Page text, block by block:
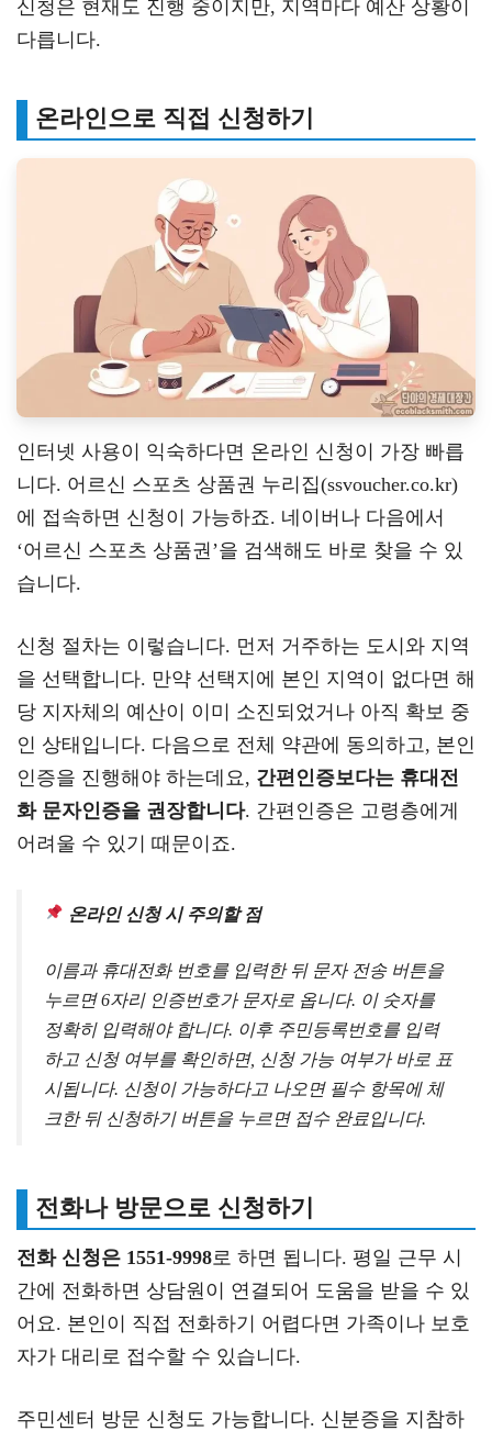
신청은 현재도 진행 중이지만, 지역마다 예산 상황이
다릅니다.
온라인으로 직접 신청하기
인터넷 사용이 익숙하다면 온라인 신청이 가장 빠릅
니다. 어르신 스포츠 상품권 누리집(ssvoucher.co.kr)
에 접속하면 신청이 가능하죠. 네이버나 다음에서
‘어르신 스포츠 상품권’을 검색해도 바로 찾을 수 있
습니다.
신청 절차는 이렇습니다. 먼저 거주하는 도시와 지역
을 선택합니다. 만약 선택지에 본인 지역이 없다면 해
당 지자체의 예산이 이미 소진되었거나 아직 확보 중
인 상태입니다. 다음으로 전체 약관에 동의하고, 본인
인증을 진행해야 하는데요, 간편인증보다는 휴대전
화 문자인증을 권장합니다. 간편인증은 고령층에게
어려울 수 있기 때문이죠.
온라인 신청 시 주의할 점
이름과 휴대전화 번호를 입력한 뒤 문자 전송 버튼을
누르면 6자리 인증번호가 문자로 옵니다. 이 숫자를
정확히 입력해야 합니다. 이후 주민등록번호를 입력
하고 신청 여부를 확인하면, 신청 가능 여부가 바로 표
시됩니다. 신청이 가능하다고 나오면 필수 항목에 체
크한 뒤 신청하기 버튼을 누르면 접수 완료입니다.
전화나 방문으로 신청하기
전화 신청은 1551-9998로 하면 됩니다. 평일 근무 시
간에 전화하면 상담원이 연결되어 도움을 받을 수 있
어요. 본인이 직접 전화하기 어렵다면 가족이나 보호
자가 대리로 접수할 수 있습니다.
주민센터 방문 신청도 가능합니다. 신분증을 지참하